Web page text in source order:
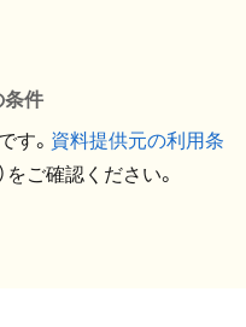
条件
す。 資料提供元の利用条
をご確認ください。